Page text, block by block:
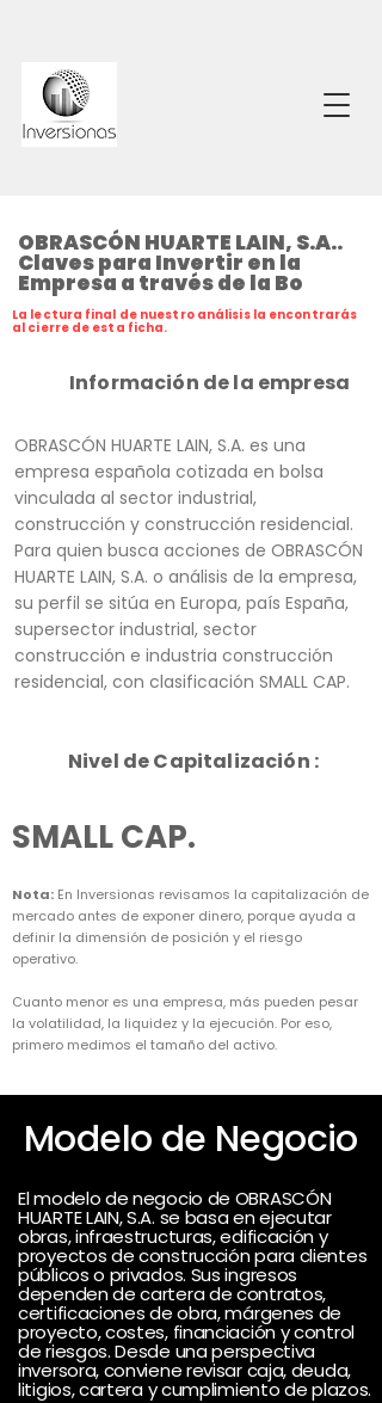
OBRASCÓN HUARTE LAIN, S.A..
Claves para Invertir en la
Empresa a través de la Bo
La lectura final de nuestro análisis la encontrarás
al cierre de esta ficha.
Información de la empresa
OBRASCÓN HUARTE LAIN, S.A. es una
empresa española cotizada en bolsa
vinculada al sector industrial,
construcción y construcción residencial.
Para quien busca acciones de OBRASCÓN
HUARTE LAIN, S.A. o análisis de la empresa,
su perfil se sitúa en Europa, país España,
supersector industrial, sector
construcción e industria construcción
residencial, con clasificación SMALL CAP.
Nivel de Capitalización :
SMALL CAP.
Nota: En Inversionas revisamos la capitalización de
mercado antes de exponer dinero, porque ayuda a
definir la dimensión de posición y el riesgo
operativo.
Cuanto menor es una empresa, más pueden pesar
la volatilidad, la liquidez y la ejecución. Por eso,
primero medimos el tamaño del activo.
Modelo de Negocio
El modelo de negocio de OBRASCÓN
HUARTE LAIN, S.A. se basa en ejecutar
obras, infraestructuras, edificación y
proyectos de construcción para clientes
públicos o privados. Sus ingresos
dependen de cartera de contratos,
certificaciones de obra, márgenes de
proyecto, costes, financiación y control
de riesgos. Desde una perspectiva
inversora, conviene revisar caja, deuda,
litigios, cartera y cumplimiento de plazos.